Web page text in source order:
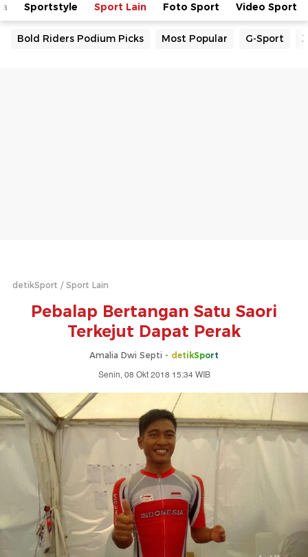
Sportstyle Sport Lain Foto Sport Video Sport
Bold Riders Podium Picks Most Popular G-Sport
detikSport Sport Lain
Pebalap Bertangan Satu Saori
Terkejut Dapat Perak
Amalia Dwi Septi - detikSport
Senin, 08 Okt 2018 15:34 WIB